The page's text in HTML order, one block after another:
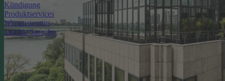
Kündigung
Produktservices
Wissenswertes
Leichte Sprache